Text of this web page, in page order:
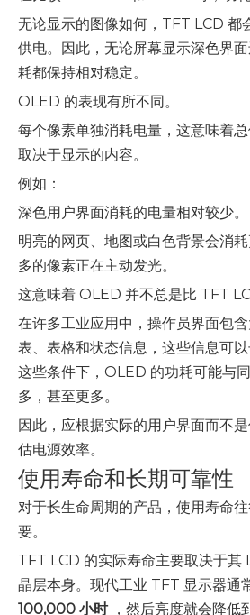
无论显示的图像如何，TFT LCD 都
供电。因此，无论屏幕显示深色界
耗都保持相对稳定。
OLED 的表现有所不同。
每个像素单独消耗电量，这意味着
取决于显示的内容。
例如：
深色用户界面消耗的电量相对较少。
明亮的网页、地图或白色背景会消
多的像素正在主动发光。
这意味着 OLED 并不总是比 TFT
在许多工业应用中，操作员界面包
表、表格和状态信息，这些信息可
这些条件下，OLED 的功耗可能与
多，甚至更多。
因此，应根据实际的用户界面而不
估电源效率。
使用寿命和长期可靠性
对于长生命周期的产品，使用寿命
要。
TFT LCD 的实际寿命主要取决于其
晶层本身。现代工业 TFT 显示器通
100,000 小时，然后亮度就会降低